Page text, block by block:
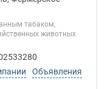
табаком,
животных
Объявления